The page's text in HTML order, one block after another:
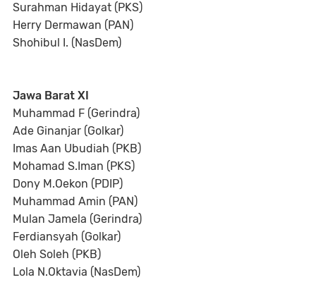
Surahman Hidayat (PKS)
Herry Dermawan (PAN)
Shohibul I. (NasDem)
Jawa Barat XI
Muhammad F (Gerindra)
Ade Ginanjar (Golkar)
Imas Aan Ubudiah (PKB)
Mohamad S.Iman (PKS)
Dony M.Oekon (PDIP)
Muhammad Amin (PAN)
Mulan Jamela (Gerindra)
Ferdiansyah (Golkar)
Oleh Soleh (PKB)
Lola N.Oktavia (NasDem)